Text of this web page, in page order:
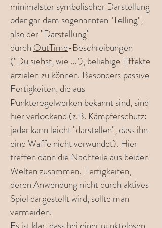
minimalster symbolischer Darstellung
oder gar dem sogenannten "Telling",
also der "Darstellung"
durch OutTime-Beschreibungen
("Du siehst, wie ..."), beliebige Effekte
erzielen zu können. Besonders passive
Fertigkeiten, die aus
Punkteregelwerken bekannt sind, sind
hier verlockend (z.B. Kämpferschutz:
jeder kann leicht "darstellen", dass ihn
eine Waffe nicht verwundet). Hier
treffen dann die Nachteile aus beiden
Welten zusammen. Fertigkeiten,
deren Anwendung nicht durch aktives
Spiel dargestellt wird, sollte man
vermeiden.